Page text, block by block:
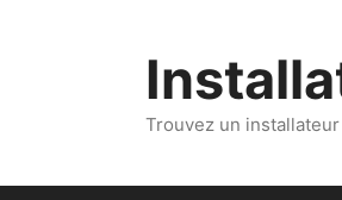
Trouvez un